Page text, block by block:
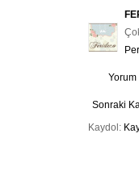
Sonraki
Kaydol: